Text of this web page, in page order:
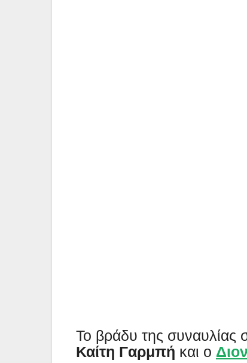
Το βράδυ της
Καίτη Γαρμπή και ο